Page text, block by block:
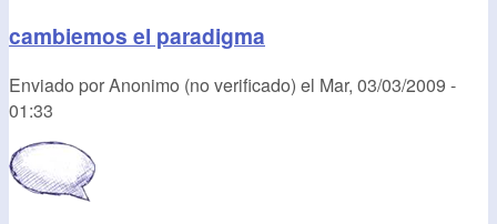
cambiemos el paradigma
Enviado porAnonimo (no verificado) el Mar, 03/03/2009 -
01:33